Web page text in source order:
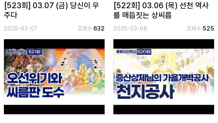
[523회] 03.07 (금) 당신이 우
주다
2025-03-07 조회수632
[522회] 03.06 (목) 선천 역사
를 매듭짓는 상씨름
2025-03-06 조회수 525